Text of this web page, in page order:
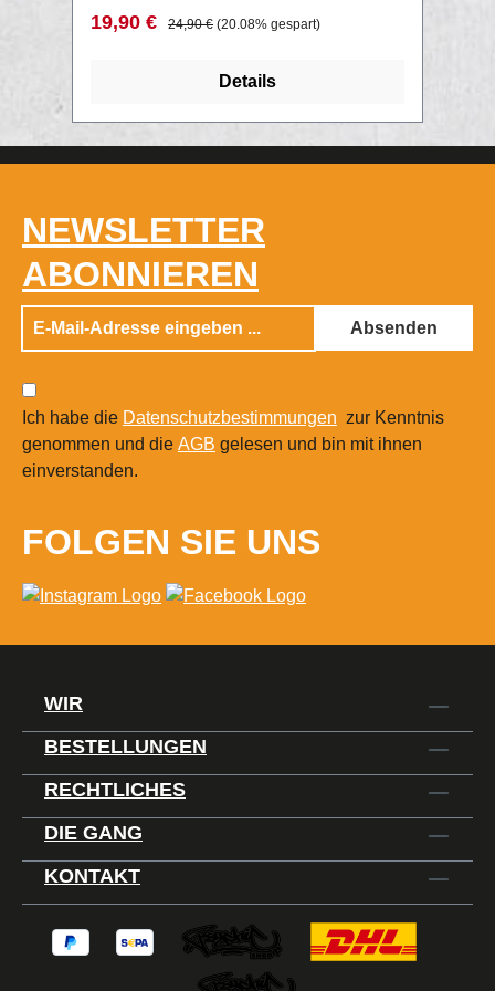
dieses Druckverfahren rausfinden wollt,
checkt unsere Print Rubrik aus!
Verkaufspreis:
19,90 € Regulärer Preis:
24,90 € (20.08% gespart)
Details
NEWSLETTER
ABONNIEREN
Absenden
Ich habe die Datenschutzbestimmungen zur Kenntnis
genommen und die AGB gelesen und bin mit ihnen
einverstanden.
FOLGEN SIE UNS
WIR
BESTELLUNGEN
RECHTLICHES
DIE GANG
KONTAKT